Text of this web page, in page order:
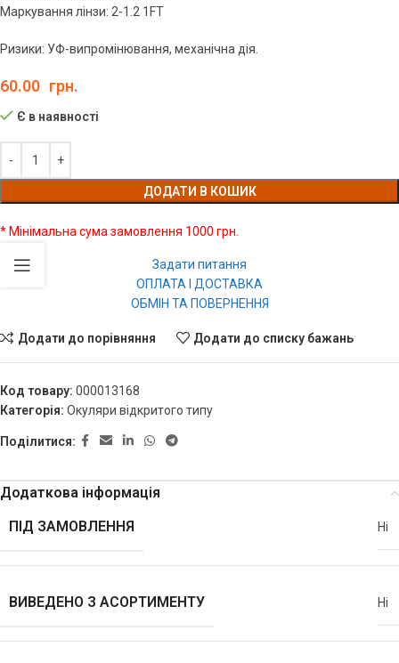
Маркування лінзи: 2-1.2 1FT
Ризики: УФ-випромінювання, механічна дія.
60.00 грн.
Є в наявності
ДОДАТИ В КОШИК
* Мінімальна сума замовлення 1000 грн.
Задати питання
ОПЛАТА І ДОСТАВКА
ОБМІН ТА ПОВЕРНЕННЯ
Додати до порівняння Додати до списку бажань
Код товару: 000013168
Категорія: Окуляри відкритого типу
Поділитися:
Додаткова інформація
ПІД ЗАМОВЛЕННЯ
Ні
ВИВЕДЕНО З АСОРТИМЕНТУ Ні